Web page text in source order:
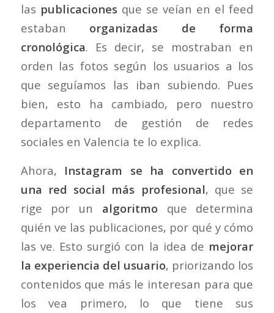
las publicaciones que se veían en el feed
estaban organizadas de forma
cronológica. Es decir, se mostraban en
orden las fotos según los usuarios a los
que seguíamos las iban subiendo. Pues
bien, esto ha cambiado, pero nuestro
departamento de gestión de redes
sociales en Valencia te lo explica.
Ahora, Instagram se ha convertido en
una red social más profesional, que se
rige por un algoritmoque determina
quién ve las publicaciones, por qué y cómo
las ve. Esto surgió con la idea de mejorar
la experiencia del usuario, priorizando los
contenidos que más le interesan para que
los vea primero, lo que tiene sus